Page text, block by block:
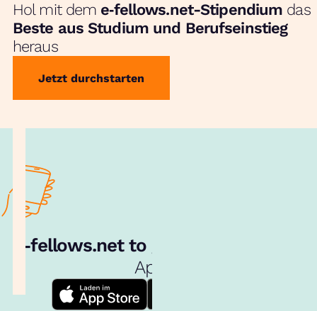
Hol mit dem e‑fellows.net-Stipendium das
Beste aus Studium und Berufseinstieg
heraus
Jetzt durchstarten
e‑fellows.net to go:
App!